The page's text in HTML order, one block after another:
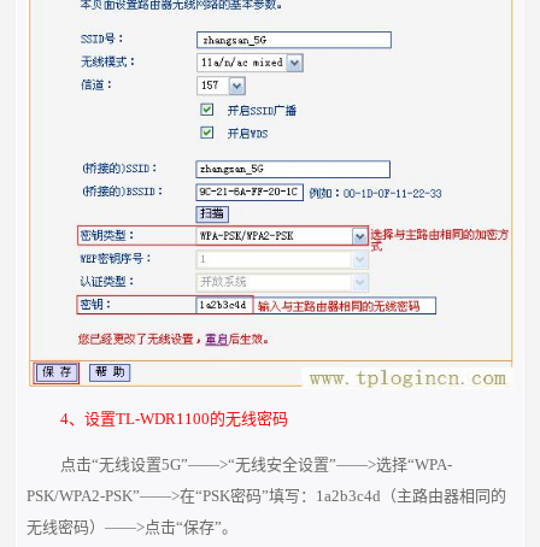
4、设置TL-WDR1100的无线密码
点击“无线设置5G”——>“无线安全设置”——>选择“WPA-
PSK/WPA2-PSK”——>在“PSK密码”填写：1a2b3c4d（主路由器相同的
无线密码）——>点击“保存”。